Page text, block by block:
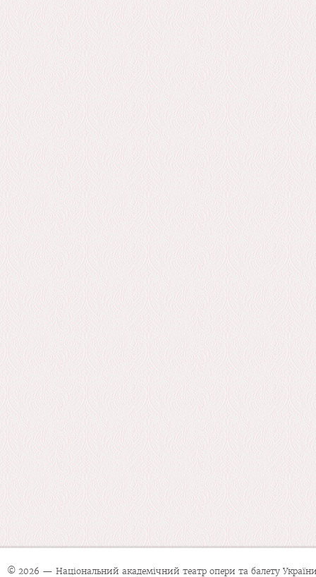
© 2026 — Національний академічний театр опери та балету